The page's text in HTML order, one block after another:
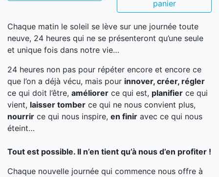
panier
Chaque matin le soleil se lève sur une journée toute
neuve, 24 heures qui ne se présenteront qu’une seule
et unique fois dans notre vie…
24 heures non pas pour répéter encore et encore ce
que l’on a déjà vécu, mais pour innover, créer, régler
ce qui doit l’être, améliorer ce qui est, planifier ce qui
vient, laisser tomber ce qui ne nous convient plus,
nourrir ce qui nous inspire, en finir avec ce qui nous
éteint…
Tout est possible. Il n’en tient qu’à nous d’en profiter !
Chaque nouvelle journée qui commence nous offre à